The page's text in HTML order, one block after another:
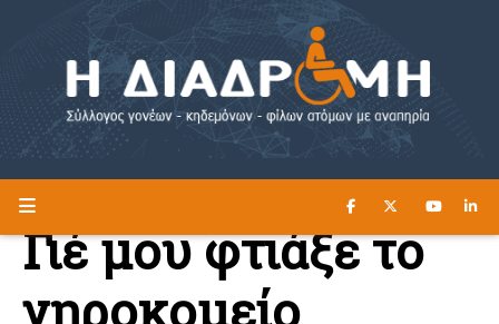
Η ΔΙΑΔΡΟΜΗ ΔΙΑΒΑΣΤΕ ΕΔΩ ►
Γιέ μου φτιάξε το
γηροκομείο